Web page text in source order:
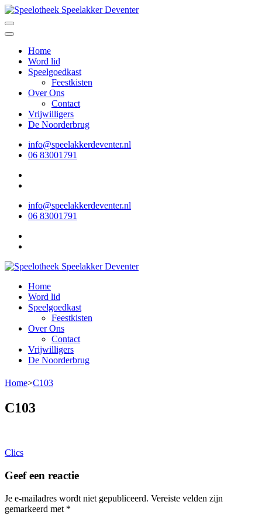
Ga
naar
inhoud
enter)
Home
Word lid
Speelgoedkast
Feestkisten
Over Ons
Contact
Vrijwilligers
De Noorderbrug
info@speelakkerdeventer.nl
06 83001791
info@speelakkerdeventer.nl
06 83001791
Speelotheek Speelakker Deventer
Speelgoed lenen voor iedereen
Home
Word lid
Speelgoedkast
Feestkisten
Over Ons
Contact
Vrijwilligers
De Noorderbrug
Home>C103
C103
Bericht
navigatie
Clics
Geef een reactie
Je e-mailadres wordt niet gepubliceerd. Vereiste velden zijn
gemarkeerd met *